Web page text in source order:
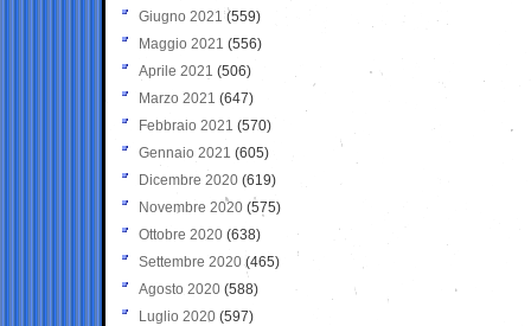
Giugno 2021(559)
Maggio 2021 (556)
Aprile 2021 (506)
Marzo 2021 (647)
Febbraio 2021 (570)
Gennaio 2021 (605)
Dicembre 2020 (619)
Novembre 2020 (575)
Ottobre 2020 (638)
Settembre 2020(465)
Agosto 2020 (588)
Luglio 2020 (597)